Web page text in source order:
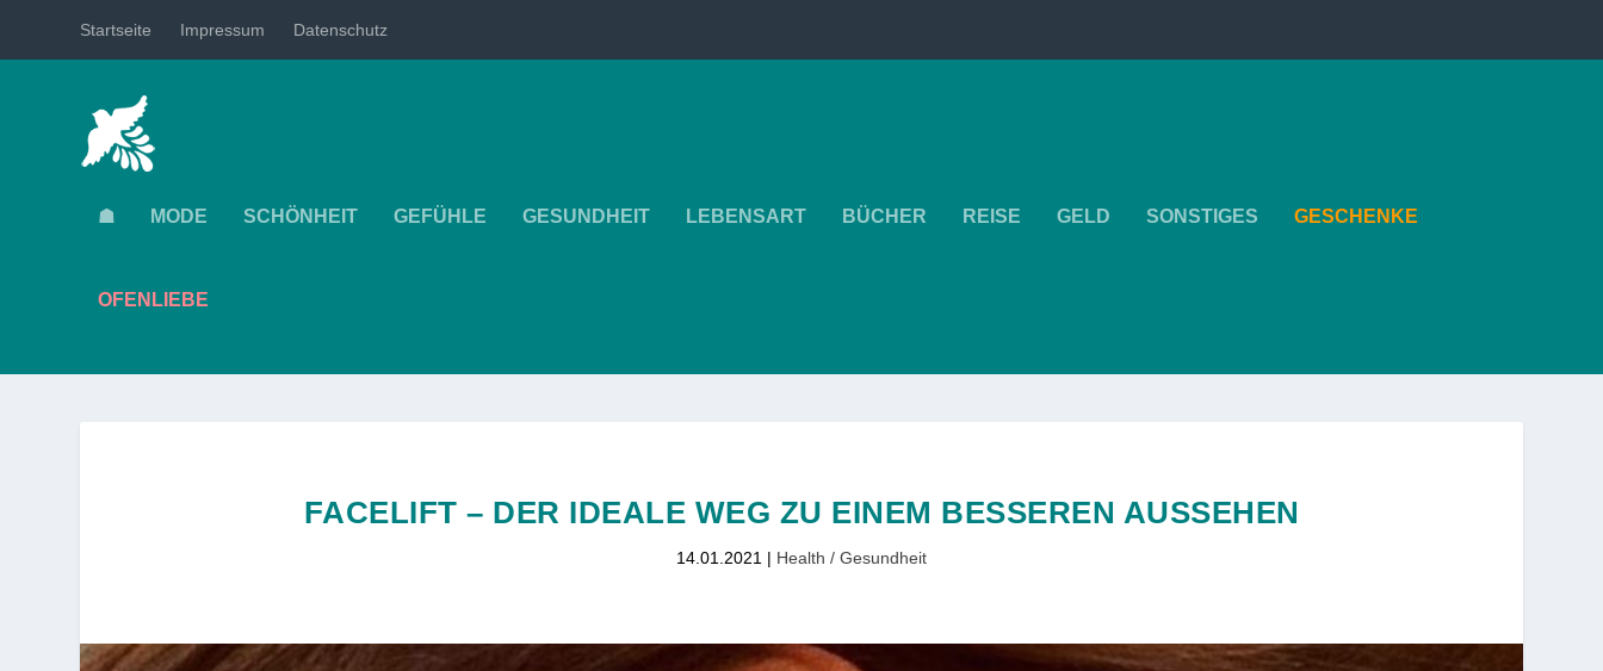
Startseite Impressum Datenschutz
☗ MODE SCHÖNHEIT GEFÜHLE GESUNDHEIT LEBENSART BÜCHER REISE GELD SONSTIGES GESCHENKE
OFENLIEBE
FACELIFT – DER IDEALE WEG ZU EINEM BESSEREN AUSSEHEN
14.01.2021 | Health / Gesundheit